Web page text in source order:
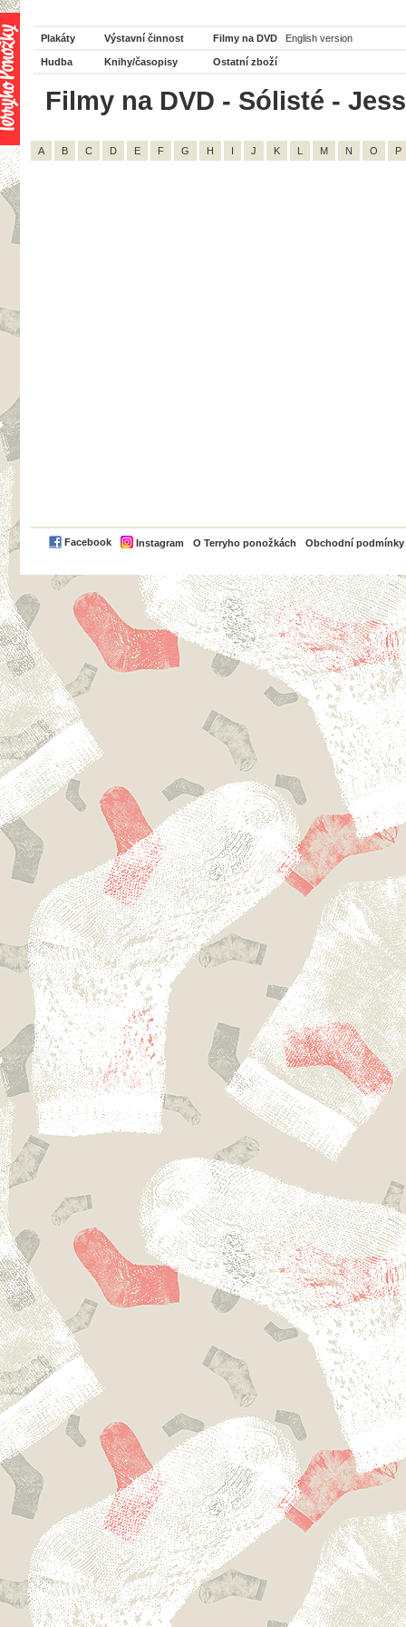
Plakáty Výstavní činnost Filmy na DVD English version
Hudba Knihy/časopisy Ostatní zboží
Filmy na DVD - Sólisté -
A B C D E F G H I J K L M N O P
Facebook Instagram O Terryho ponožkách Obchodní podmínky
PayPal